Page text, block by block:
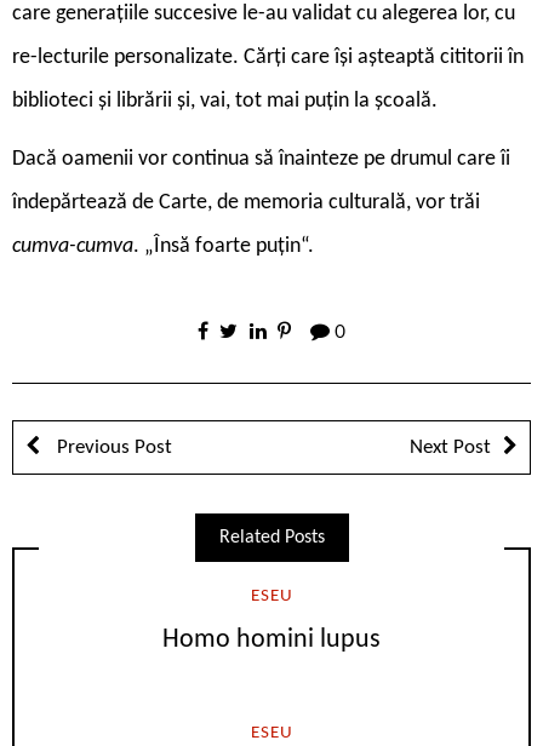
care generațiile succesive le-au validat cu alegerea lor, cu
re-lecturile personalizate. Cărți care își așteaptă cititorii în
biblioteci și librării și, vai, tot mai puțin la școală.
Dacă oamenii vor continua să înainteze pe drumul care îi
îndepărtează de Carte, de memoria culturală, vor trăi
cumva-cumva. „Însă foarte puțin“.
0
Previous Post Next Post
Related Posts
ESEU
Homo homini lupus
ESEU